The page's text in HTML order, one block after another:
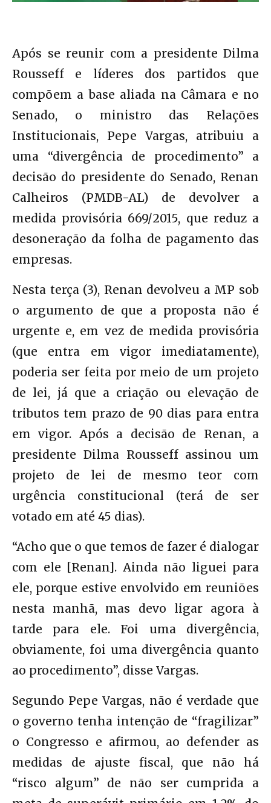
Após se reunir com a presidente Dilma
Rousseff e líderes dos partidos que
compõem a base aliada na Câmara e no
Senado, o ministro das Relações
Institucionais, Pepe Vargas, atribuiu a
uma “divergência de procedimento” a
decisão do presidente do Senado, Renan
Calheiros (PMDB-AL) de devolver a
medida provisória 669/2015, que reduz a
desoneração da folha de pagamento das
empresas.
Nesta terça (3), Renan devolveu a MP sob
o argumento de que a proposta não é
urgente e, em vez de medida provisória
(que entra em vigor imediatamente),
poderia ser feita por meio de um projeto
de lei, já que a criação ou elevação de
tributos tem prazo de 90 dias para entra
em vigor. Após a decisão de Renan, a
presidente Dilma Rousseff assinou um
projeto de lei de mesmo teor com
urgência constitucional (terá de ser
votado em até 45 dias).
“Acho que o que temos de fazer é dialogar
com ele [Renan]. Ainda não liguei para
ele, porque estive envolvido em reuniões
nesta manhã, mas devo ligar agora à
tarde para ele. Foi uma divergência,
obviamente, foi uma divergência quanto
ao procedimento”, disse Vargas.
Segundo Pepe Vargas, não é verdade que
o governo tenha intenção de “fragilizar”
o Congresso e afirmou, ao defender as
medidas de ajuste fiscal, que não há
“risco algum” de não ser cumprida a